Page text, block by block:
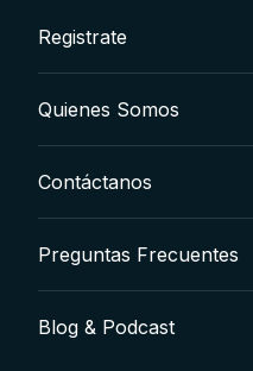
Registrate
Quienes Somos
Contáctanos
Preguntas Frecuentes
Blog & Podcast